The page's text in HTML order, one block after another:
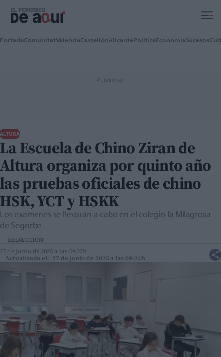
PortadaComunitatValenciaCastellónAlicante Política EconomíaSucesos
ALTURA
La Escuela de Chino Ziran de
Altura organiza por quinto año
las pruebas oficiales de chino
HSK, YCT y HSKK
Los examenes se llevarán a cabo en el colegio la Milagrosa
de Segorbe
REDACCIÓN
27 de junio de 2025 a las 09:22h
Actualizado el: 27 de junio de 2025 a las 09:24h